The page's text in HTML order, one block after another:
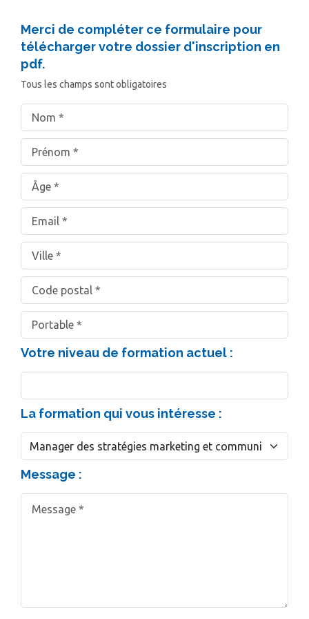
Merci de compléter ce formulaire pour
télécharger votre dossier d'inscription en
pdf.
Tous les champs sont obligatoires
Votre niveau de formation actuel :
La formation qui vous intéresse :
Message :